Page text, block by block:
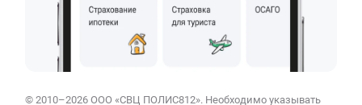
© 2010–2026 ООО «СВЦ ПОЛИС812». Необходимо указывать